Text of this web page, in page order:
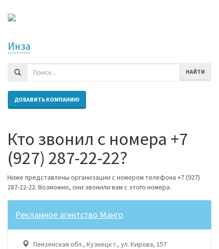
Инза
НАЙТИ
ДОБАВИТЬ КОМПАНИЮ
Кто звонил с номера +7
(927) 287-22-22?
Ниже представлены организации с номером телефона +7 (927)
287-22-22. Возможно, они звонили вам с этого номера.
Рекламное агентство Манго
Пензенская обл., Кузнецк г., ул. Кирова, 157